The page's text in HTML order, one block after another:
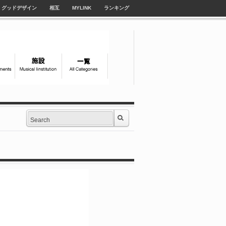
グッドデザイン 相互 MYLINK ランキング